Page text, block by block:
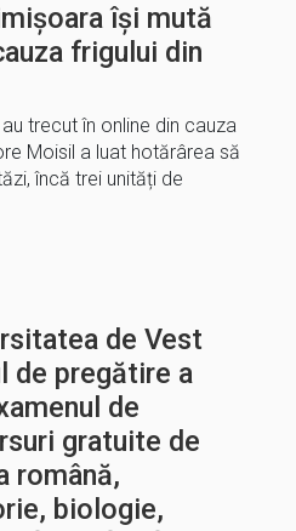
își mută
frigului din
trecut în online din cauza
Moisil a luat hotărârea să
încă trei unități de
de Vest
de pregătire a
de
gratuite de
română,
biologie,